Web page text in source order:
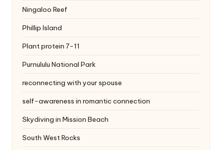
Ningaloo Reef
Phillip Island
Plant protein 7-11
Purnululu National Park
reconnecting with your spouse
self-awareness in romantic connection
Skydiving in Mission Beach
South West Rocks